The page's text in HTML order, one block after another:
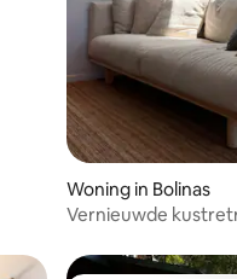
Woning in Bolinas
Vernieuwde